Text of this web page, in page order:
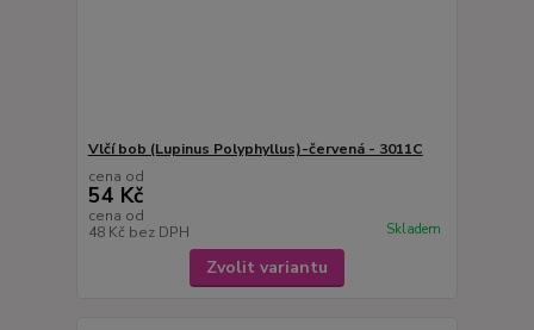
Vlčí bob (Lupinus Polyphyllus)-červená - 3011C
cena od
54 Kč
cena od
48 Kč bez DPH Skladem
Zvolit variantu